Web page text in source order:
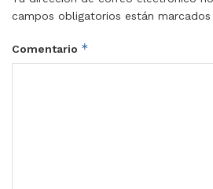
campos obligatorios están marcados
Comentario *